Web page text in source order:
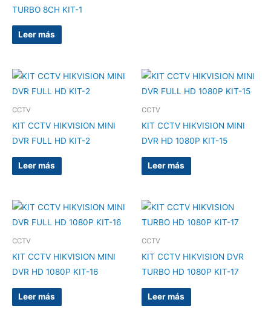
TURBO 8CH KIT-1
Leer más
CCTV
KIT CCTV HIKVISION MINI
DVR FULL HD KIT-2
Leer más
CCTV
KIT CCTV HIKVISION MINI
DVR HD 1080P KIT-15
Leer más
CCTV
KIT CCTV HIKVISION MINI
DVR HD 1080P KIT-16
Leer más
CCTV
KIT CCTV HIKVISION DVR
TURBO HD 1080P KIT-17
Leer más